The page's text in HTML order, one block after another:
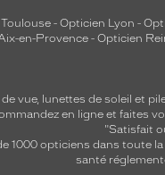
- Opticien Lyon -
en-Provence - Opticien
vue, lunettes de soleil et
en ligne et faites
"Satisfait
1000 opticiens dans toute
santé